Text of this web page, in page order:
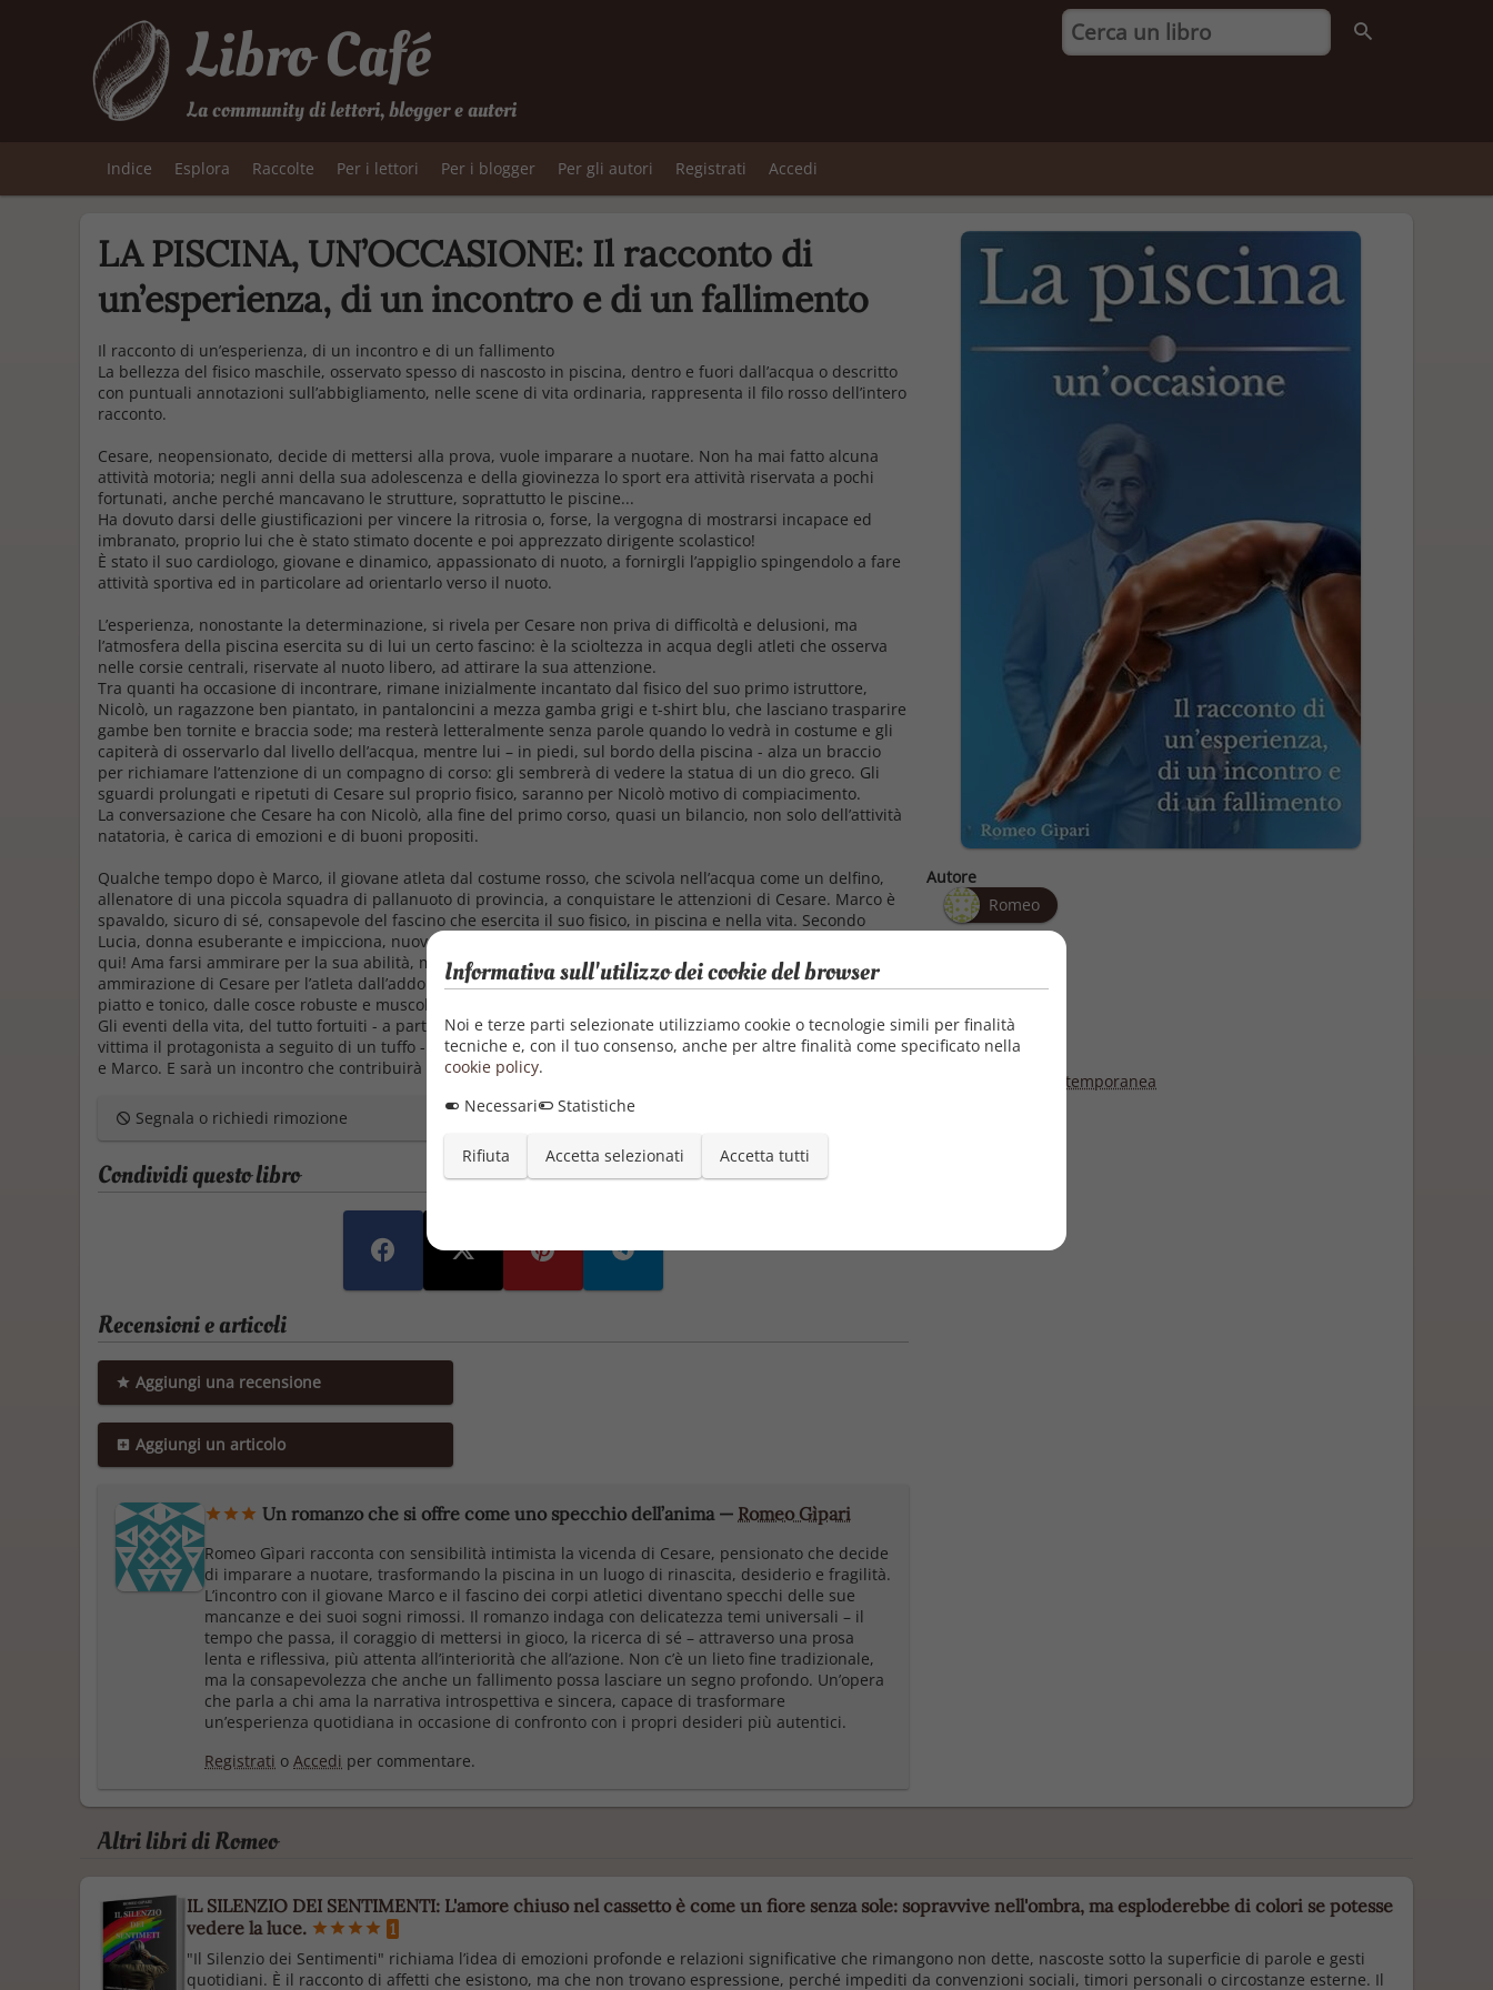
Libro Café
La community di lettori, blogger e autori
Indice Esplora Raccolte Per i lettori Per i blogger Per gli autori Registrati Accedi
LA PISCINA, UN’OCCASIONE: Il racconto di
un’esperienza, di un incontro e di un fallimento
Autore
Romeo
Valutazione
Categorie
Narrativa contemporanea
Il racconto di un’esperienza, di un incontro e di un fallimento
La bellezza del fisico maschile, osservato spesso di nascosto in piscina, dentro e fuori dall’acqua o descritto
con puntuali annotazioni sull’abbigliamento, nelle scene di vita ordinaria, rappresenta il filo rosso dell’intero
racconto.
Cesare, neopensionato, decide di mettersi alla prova, vuole imparare a nuotare. Non ha mai fatto alcuna
attività motoria; negli anni della sua adolescenza e della giovinezza lo sport era attività riservata a pochi
fortunati, anche perché mancavano le strutture, soprattutto le piscine...
Ha dovuto darsi delle giustificazioni per vincere la ritrosia o, forse, la vergogna di mostrarsi incapace ed
imbranato, proprio lui che è stato stimato docente e poi apprezzato dirigente scolastico!
È stato il suo cardiologo, giovane e dinamico, appassionato di nuoto, a fornirgli l’appiglio spingendolo a fare
attività sportiva ed in particolare ad orientarlo verso il nuoto.
L’esperienza, nonostante la determinazione, si rivela per Cesare non priva di difficoltà e delusioni, ma
l’atmosfera della piscina esercita su di lui un certo fascino: è la scioltezza in acqua degli atleti che osserva
nelle corsie centrali, riservate al nuoto libero, ad attirare la sua attenzione.
Tra quanti ha occasione di incontrare, rimane inizialmente incantato dal fisico del suo primo istruttore,
Nicolò, un ragazzone ben piantato, in pantaloncini a mezza gamba grigi e t-shirt blu, che lasciano trasparire
gambe ben tornite e braccia sode; ma resterà letteralmente senza parole quando lo vedrà in costume e gli
capiterà di osservarlo dal livello dell’acqua, mentre lui – in piedi, sul bordo della piscina - alza un braccio
per richiamare l’attenzione di un compagno di corso: gli sembrerà di vedere la statua di un dio greco. Gli
sguardi prolungati e ripetuti di Cesare sul proprio fisico, saranno per Nicolò motivo di compiacimento.
La conversazione che Cesare ha con Nicolò, alla fine del primo corso, quasi un bilancio, non solo dell’attività
natatoria, è carica di emozioni e di buoni propositi.
Qualche tempo dopo è Marco, il giovane atleta dal costume rosso, che scivola nell’acqua come un delfino,
allenatore di una piccola squadra di pallanuoto di provincia, a conquistare le attenzioni di Cesare. Marco è
spavaldo, sicuro di sé, consapevole del fascino che esercita il suo fisico, in piscina e nella vita. Secondo
Lucia, donna esuberante e impicciona, nuova istruttrice dei corsi di primo livello, “Marco è il più figo di tutti
qui! Ama farsi ammirare per la sua abilità, ma è un bravo ragazzo.” A Lucia non passa inosservata la segreta
ammirazione di Cesare per l’atleta dall’addome
piatto e tonico, dalle cosce robuste e muscolose …
Gli eventi della vita, del tutto fortuiti - a partire da un episodio di amnesia totale e transitoria di cui rimane
vittima il protagonista a seguito di un tuffo - si incaricano poi di far incontrare, lontano dalla piscina, Cesare
e Marco. E sarà un incontro che contribuirà a cambiare la vita di Marco…
Segnala o richiedi rimozione
Condividi questo libro
Recensioni e articoli
Aggiungi una recensione
Aggiungi un articolo
Un romanzo che si offre come uno specchio dell’anima— Romeo Gìpari
Romeo Gìpari racconta con sensibilità intimista la vicenda di Cesare, pensionato che decide
di imparare a nuotare, trasformando la piscina in un luogo di rinascita, desiderio e fragilità.
L’incontro con il giovane Marco e il fascino dei corpi atletici diventano specchi delle sue
mancanze e dei suoi sogni rimossi. Il romanzo indaga con delicatezza temi universali – il
tempo che passa, il coraggio di mettersi in gioco, la ricerca di sé – attraverso una prosa
lenta e riflessiva, più attenta all’interiorità che all’azione. Non c’è un lieto fine tradizionale,
ma la consapevolezza che anche un fallimento possa lasciare un segno profondo. Un’opera
che parla a chi ama la narrativa introspettiva e sincera, capace di trasformare
un’esperienza quotidiana in occasione di confronto con i propri desideri più autentici.
Registrati o Accedi per commentare.
Altri libri di Romeo
IL SILENZIO DEI SENTIMENTI: L'amore chiuso nel cassetto è come un fiore senza sole: sopravvive nell'ombra, ma esploderebbe di colori se potesse
vedere la luce.
1
"Il Silenzio dei Sentimenti" richiama l’idea di emozioni profonde e relazioni significative che rimangono non dette, nascoste sotto la superficie di parole e gesti
quotidiani. È il racconto di affetti che esistono, ma che non trovano espressione, perché impediti da convenzioni sociali, timori personali o circostanze esterne. Il
Informativa sull'utilizzo dei cookie del browser
Noi e terze parti selezionate utilizziamo cookie o tecnologie simili per finalità
tecniche e, con il tuo consenso, anche per altre finalità come specificato nella
cookie policy.
Necessari
Statistiche
Rifiuta Accetta selezionati Accetta tutti